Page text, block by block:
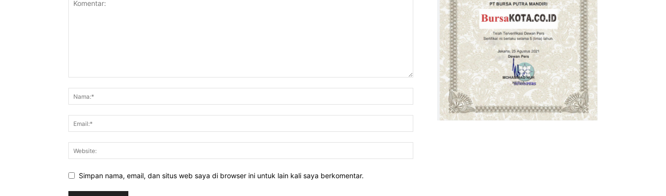
Simpan nama, email, dan situs web saya di browser ini untuk lain kali saya berkomentar.